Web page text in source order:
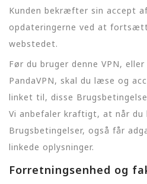
Kunden bekræfter sin accept
opdateringerne ved at
webstedet.
Før du bruger denne VPN,
PandaVPN, skal du læse og
linket til, disse
Vi anbefaler kraftigt, at når du
Brugsbetingelser, også får
linkede oplysninger.
Forretningsenhed og